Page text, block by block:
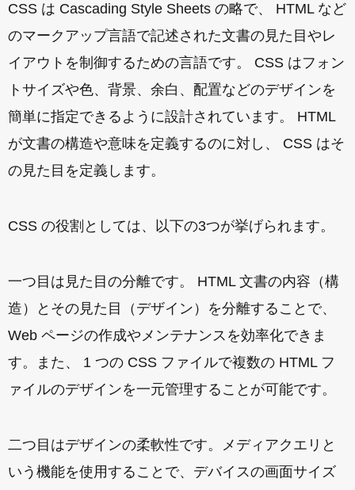
CSS は Cascading Style Sheets の略で、 HTML など
のマークアップ言語で記述された文書の見た目やレ
イアウトを制御するための言語です。 CSS はフォン
トサイズや色、背景、余白、配置などのデザインを
簡単に指定できるように設計されています。 HTML
が文書の構造や意味を定義するのに対し、 CSS はそ
の見た目を定義します。
CSS の役割としては、以下の3つが挙げられます。
一つ目は見た目の分離です。 HTML 文書の内容（構
造）とその見た目（デザイン）を分離することで、
Web ページの作成やメンテナンスを効率化できま
す。また、 1 つの CSS ファイルで複数の HTML フ
ァイルのデザインを一元管理することが可能です。
二つ目はデザインの柔軟性です。メディアクエリと
いう機能を使用することで、デバイスの画面サイズ